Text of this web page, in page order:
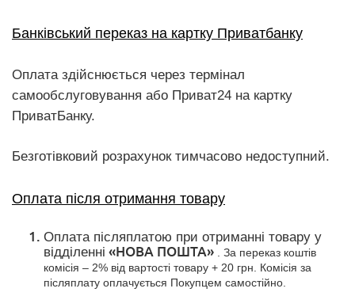
Банківський переказ на картку Приватбанку
Оплата здійснюється через термінал
самообслуговування або Приват24 на картку
ПриватБанку.
Безготівковий розрахунок тимчасово недоступний.
Оплата після отримання товару
Оплата післяплатою при отриманні товару у
відділенні «НОВА ПОШТА»
. За переказ коштів
комісія – 2% від вартості товару + 20 грн. Комісія за
післяплату оплачується Покупцем самостійно.